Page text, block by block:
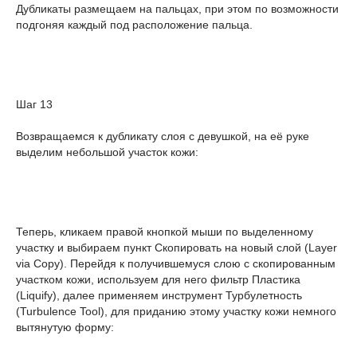
Дубликаты размещаем на пальцах, при этом по возможности
подгоняя каждый под расположение пальца.
Шаг 13
Возвращаемся к дубликату слоя с девушкой, на её руке
выделим небольшой участок кожи:
Теперь, кликаем правой кнопкой мыши по выделенному
участку и выбираем пункт Скопировать на новый слой (Layer
via Copy). Перейдя к получившемуся слою с скопированным
участком кожи, используем для него фильтр Пластика
(Liquify), далее применяем инструмент Турбулетность
(Turbulence Tool), для приданию этому участку кожи немного
вытянутую форму: